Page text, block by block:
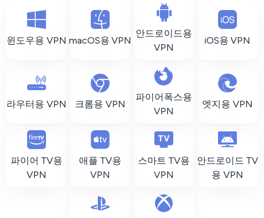
윈도우용 VPN macOS용 VPN
안드로이드용
VPN
iOS용 VPN
라우터용 VPN 크롬용 VPN
파이어폭스용
VPN
엣지용 VPN
파이어 TV용
VPN
애플 TV용
VPN
스마트 TV용
VPN
안드로이드 TV
용 VPN